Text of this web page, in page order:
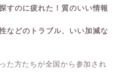
すのに疲れた！質のいい情報
などのトラブル、いい加減な
た方たちが全国から参加され